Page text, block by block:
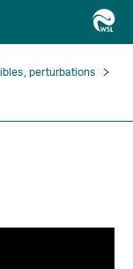
perturbations